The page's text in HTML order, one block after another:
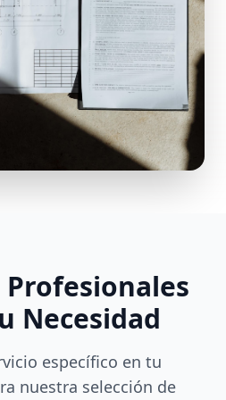
Necesidad
específico en tu
nuestra selección de